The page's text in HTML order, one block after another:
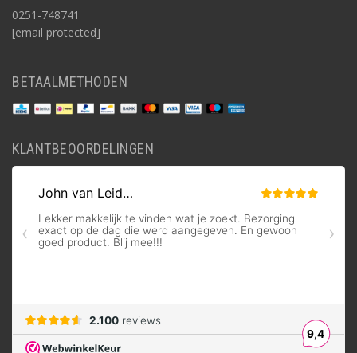
0251-748741
[email protected]
BETAALMETHODEN
KLANTBEOORDELINGEN